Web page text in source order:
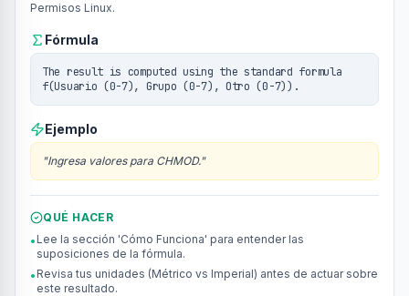
Permisos Linux.
Fórmula
The result is computed using the standard formula
f(Usuario (0-7), Grupo (0-7), Otro (0-7)).
Ejemplo
"Ingresa valores para CHMOD."
QUÉ HACER
• Lee la sección 'Cómo Funciona' para entender las
suposiciones de la fórmula.
• Revisa tus unidades (Métrico vs Imperial) antes de actuar sobre
este resultado.